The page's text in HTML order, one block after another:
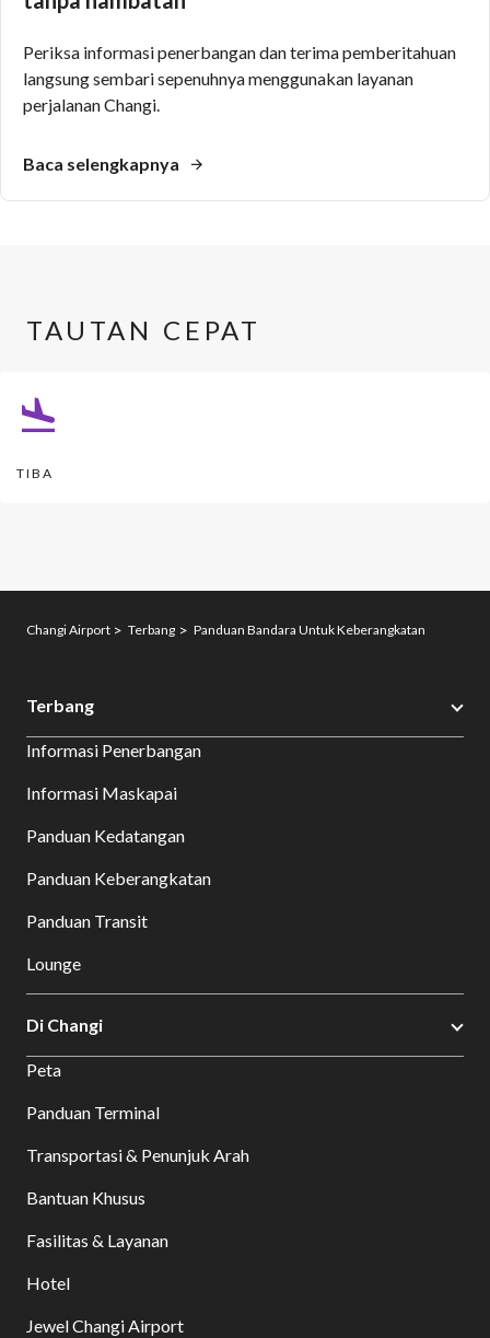
Periksa informasi penerbangan dan terima pemberitahuan
langsung sembari sepenuhnya menggunakan layanan
perjalanan Changi.
Baca selengkapnya
TAUTAN CEPAT
TIBA
Changi Airport Terbang Panduan Bandara Untuk Keberangkatan
Terbang
Informasi Penerbangan
Informasi Maskapai
Panduan Kedatangan
Panduan Keberangkatan
Panduan Transit
Lounge
Di Changi
Peta
Panduan Terminal
Transportasi & Penunjuk Arah
Bantuan Khusus
Fasilitas & Layanan
Hotel
Jewel Changi Airport